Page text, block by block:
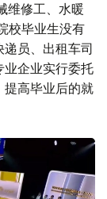
维修工、水暖
校毕业生没有
员、出租车司
业企业实行委托
提高毕业后的就